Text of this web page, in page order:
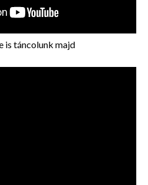
is táncolunk majd